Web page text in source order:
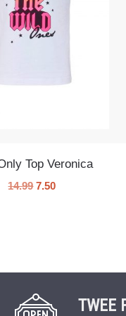
Top Veronica
14.99 7.50
TWEE